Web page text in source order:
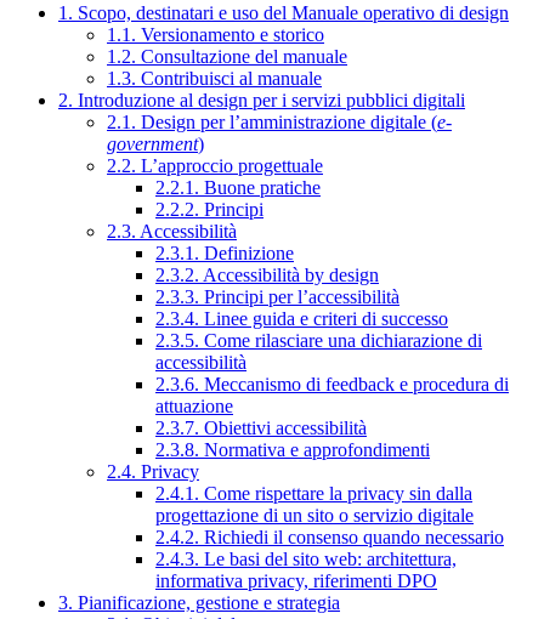
1. Scopo, destinatari e uso del Manuale operativo di design
1.1. Versionamento e storico
1.2. Consultazione del manuale
1.3. Contribuisci al manuale
2. Introduzione al design per i servizi pubblici digitali
2.1. Design per l’amministrazione digitale (e-
government)
2.2. L’approccio progettuale
2.2.1. Buone pratiche
2.2.2. Principi
2.3. Accessibilità
2.3.1. Definizione
2.3.2. Accessibilità by design
2.3.3. Principi per l’accessibilità
2.3.4. Linee guida e criteri di successo
2.3.5. Come rilasciare una dichiarazione di
accessibilità
2.3.6. Meccanismo di feedback e procedura di
attuazione
2.3.7. Obiettivi accessibilità
2.3.8. Normativa e approfondimenti
2.4. Privacy
2.4.1. Come rispettare la privacy sin dalla
progettazione di un sito o servizio digitale
2.4.2. Richiedi il consenso quando necessario
2.4.3. Le basi del sito web: architettura,
informativa privacy, riferimenti DPO
3. Pianificazione, gestione e strategia